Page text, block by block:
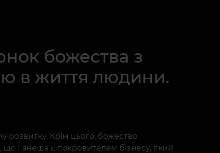
божества з
в життя людини.
розвитку. Крім цього, божество
що Ганеша є покровителем бізнесу, який